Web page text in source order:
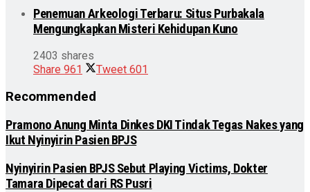
Penemuan Arkeologi Terbaru: Situs Purbakala
Mengungkapkan Misteri Kehidupan Kuno
2403 shares
Share 961 Tweet 601
Recommended
Pramono Anung Minta Dinkes DKI Tindak Tegas Nakes yang
Ikut Nyinyirin Pasien BPJS
Nyinyirin Pasien BPJS Sebut Playing Victims, Dokter
Tamara Dipecat dari RS Pusri